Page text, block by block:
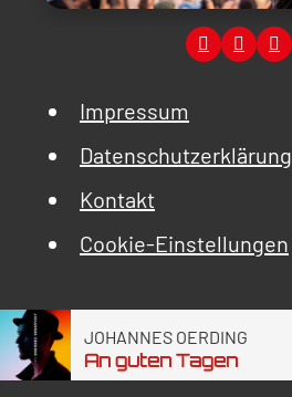
Impressum
Datenschutzerklärung
Kontakt
Cookie-Einstellungen
JOHANNES OERDING
An guten Tagen